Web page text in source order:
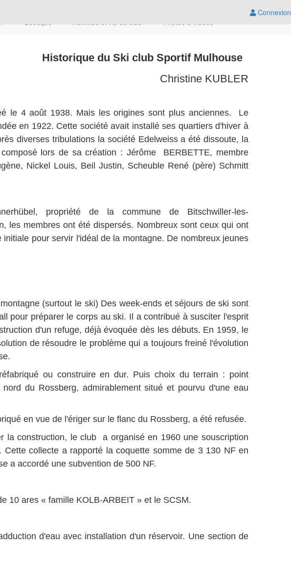
Connexion
Boutique Activités et vie du club Photos & vidéos
Historique du Ski club Sportif Mulhouse
Christine KUBLER
le 4 août 1938. Mais les origines sont plus anciennes. Le
en 1922. Cette société avait installé ses quartiers d'hiver à
diverses tribulations la société Edelweiss a été dissoute, la
lors de sa création : Jérôme BERBETTE, membre
Nickel Louis, Beil Justin, Scheuble René (père) Schmitt
propriété de la commune de Bitschwiller-les-
les membres ont été dispersés. Nombreux sont ceux qui ont
pour servir l'idéal de la montagne. De nombreux jeunes
(surtout le ski) Des week-ends et séjours de ski sont
pour préparer le corps au ski. Il a contribué à susciter l'esprit
d'un refuge, déjà évoquée dès les débuts. En 1959, le
de résoudre le problème qui a toujours freiné l'évolution
ou construire en dur. Puis choix du terrain : point
du Rossberg, admirablement situé et pourvu d'une eau
en vue de l'ériger sur le flanc du Rossberg, a été refusée.
la construction, le club a organisé en 1960 une souscription
collecte a rapporté la coquette somme de 3 130 NF en
a accordé une subvention de 500 NF.
10 ares « famille KOLB-ARBEIT » et le SCSM.
d'eau avec installation d'un réservoir. Une section de